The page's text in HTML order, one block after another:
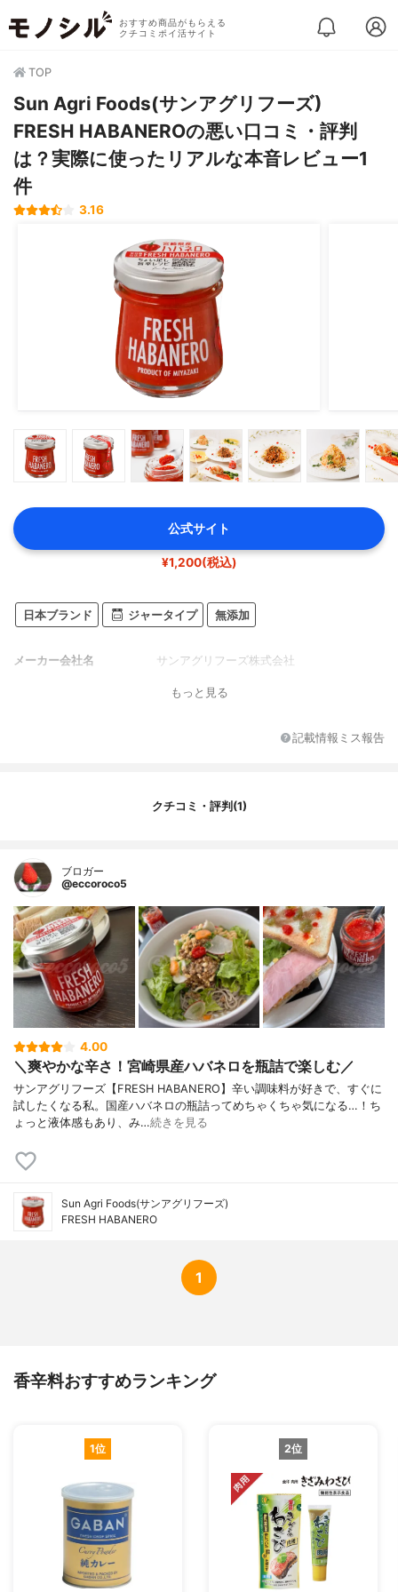
おすすめ商品がもらえる
クチコミポイ活サイト
TOP
Sun Agri Foods(サンアグリフーズ)
FRESH HABANEROの悪い口コミ・評判
は？実際に使ったリアルな本音レビュー1
件
3.16
公式サイト
¥1,200(税込)
日本ブランド ジャータイプ 無添加
メーカー会社名 サンアグリフーズ株式会社
もっと見る
記載情報ミス報告
クチコミ・評判(1)
ブロガー
@eccoroco5
4.00
＼爽やかな辛さ！宮崎県産ハバネロを瓶詰で楽しむ／
サンアグリフーズ【FRESH HABANERO】辛い調味料が好きで、すぐに
試したくなる私。国産ハバネロの瓶詰ってめちゃくちゃ気になる…！ち
ょっと液体感もあり、み…続きを見る
Sun Agri Foods(サンアグリフーズ)
FRESH HABANERO
1
香辛料おすすめランキング
1位 2位